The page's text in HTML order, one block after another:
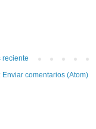
reciente
Enviar comentarios (Atom)